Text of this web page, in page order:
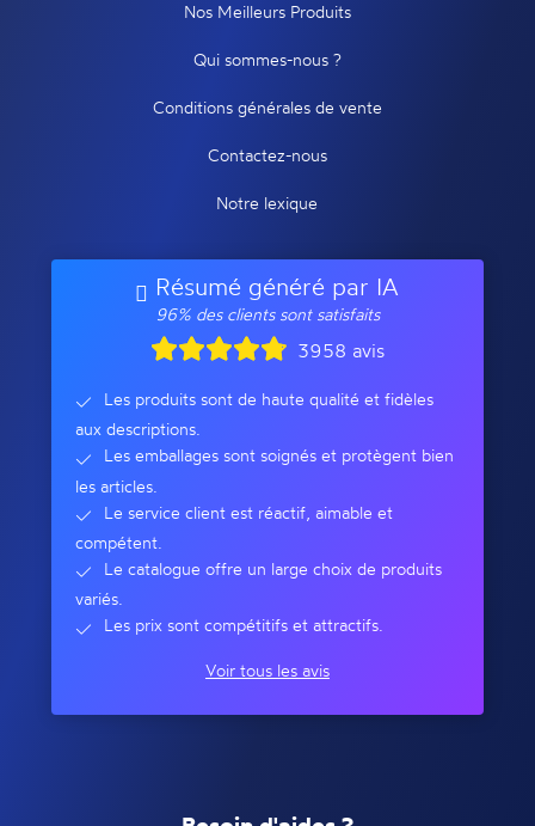
Nos Meilleurs Produits
Qui sommes-nous ?
Conditions générales de vente
Contactez-nous
Notre lexique
Résumé généré par IA
96% des clients sont satisfaits
3958 avis
Les produits sont de haute qualité et fidèles
aux descriptions.
Les emballages sont soignés et protègent bien
les articles.
Le service client est réactif, aimable et
compétent.
Le catalogue offre un large choix de produits
variés.
Les prix sont compétitifs et attractifs.
Voir tous les avis